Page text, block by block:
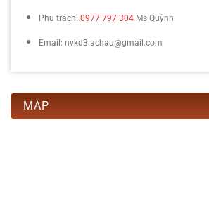
Phụ trách: 0977 797 304 Ms Quỳnh
Email: nvkd3.achau@gmail.com
MAP